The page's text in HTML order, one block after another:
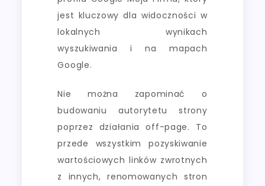
jest kluczowy dla widoczności w
lokalnych wynikach
wyszukiwania i na mapach
Google.
Nie można zapominać o
budowaniu autorytetu strony
poprzez działania off-page. To
przede wszystkim pozyskiwanie
wartościowych linków zwrotnych
z innych, renomowanych stron